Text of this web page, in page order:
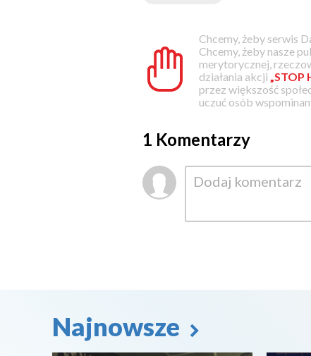
Chcemy, żeby serwis
Chcemy, żeby nasze
merytorycznej,
działania akcji „STOP
przez większość
uczuć osób
1 Komentarzy
Najnowsze